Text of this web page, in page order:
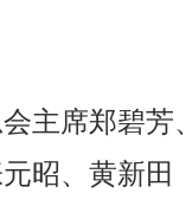
主席郑碧芳
昭、黄新田